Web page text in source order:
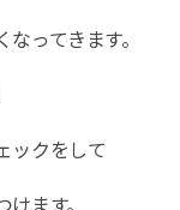
ってきます。
ックをして